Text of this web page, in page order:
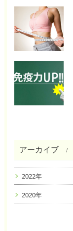
アーカイブ
2022年
2020年